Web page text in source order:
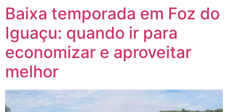
Baixa temporada em Foz do
Iguaçu: quando ir para
economizar e aproveitar
melhor